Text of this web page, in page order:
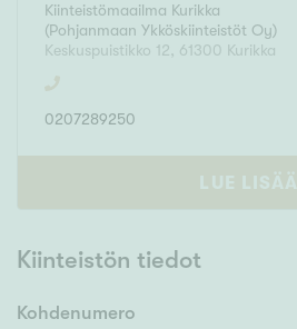
Kiinteistömaailma Kurikka
(Pohjanmaan Ykköskiinteistöt Oy)
Keskuspuistikko 12, 61300 Kurikka
0207289250
LUE LISÄÄ
Kiinteistön tiedot
Kohdenumero